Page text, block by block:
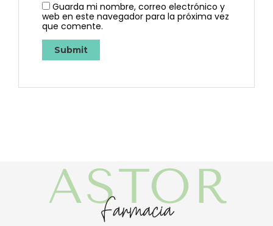
Guarda mi nombre, correo electrónico y
web en este navegador para la próxima vez
que comente.